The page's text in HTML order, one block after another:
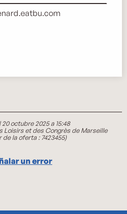
octubre 2025 a 15:48
Loisirs et des Congrès de Marseille
de la oferta : 7423455)
un error